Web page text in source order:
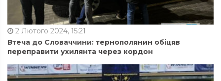
2 Лютого 2024, 15:21
Втеча до Словаччини: тернополянин обіцяв
переправити ухилянта через кордон